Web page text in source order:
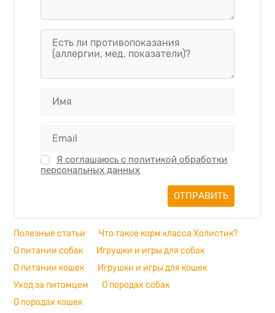
Я соглашаюсь с политикой обработки
персональных данных
Полезные статьи
Что такое корм класса Холистик?
О питании собак
Игрушки и игры для собак
О питании кошек
Игрушки и игры для кошек
Уход за питомцем
О породах собак
О породах кошек